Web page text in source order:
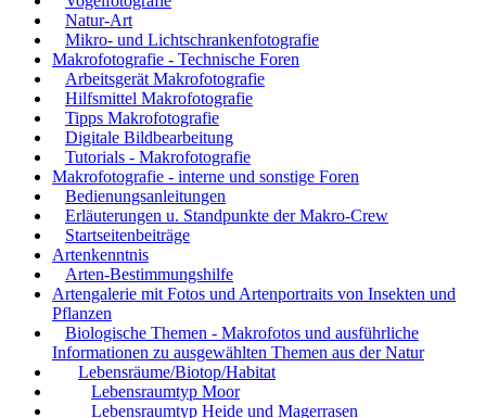
Natur-Art
Mikro- und Lichtschrankenfotografie
Makrofotografie - Technische Foren
Arbeitsgerät Makrofotografie
Hilfsmittel Makrofotografie
Tipps Makrofotografie
Digitale Bildbearbeitung
Tutorials - Makrofotografie
Makrofotografie - interne und sonstige Foren
Bedienungsanleitungen
Erläuterungen u. Standpunkte der Makro-Crew
Startseitenbeiträge
Artenkenntnis
Arten-Bestimmungshilfe
Artengalerie mit Fotos und Artenportraits von Insekten und
Pflanzen
Biologische Themen - Makrofotos und ausführliche
Informationen zu ausgewählten Themen aus der Natur
Lebensräume/Biotop/Habitat
Lebensraumtyp Moor
Lebensraumtyp Heide und Magerrasen